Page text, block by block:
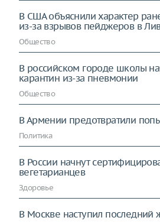
В США объяснили характер
из-за взрывов пейджеров в
Общество
В российском городе школы
карантин из-за пневмонии
Общество
В Армении предотвратили
Политика
В России начнут
вегетарианцев
Здоровье
В Москве наступил последний